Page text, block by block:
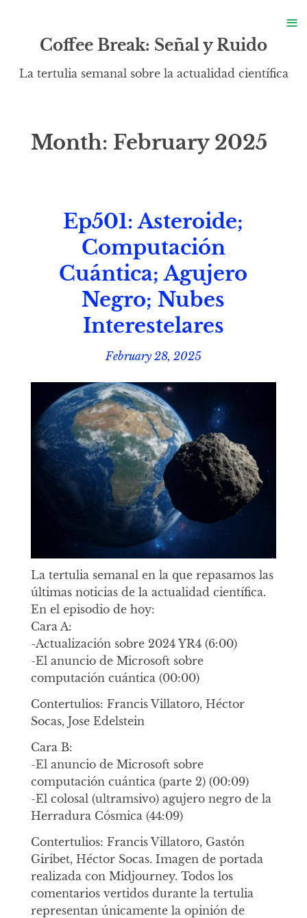
Coffee Break: Señal y Ruido
La tertulia semanal sobre la actualidad científica
Month: February 2025
Ep501: Asteroide;
Computación
Cuántica; Agujero
Negro; Nubes
Interestelares
February 28, 2025
La tertulia semanal en la que repasamos las
últimas noticias de la actualidad científica.
En el episodio de hoy:
Cara A:
-Actualización sobre 2024 YR4 (6:00)
-El anuncio de Microsoft sobre
computación cuántica (00:00)
Contertulios: Francis Villatoro, Héctor
Socas, Jose Edelstein
Cara B:
-El anuncio de Microsoft sobre
computación cuántica (parte 2) (00:09)
-El colosal (ultramsivo) agujero negro de la
Herradura Cósmica (44:09)
Contertulios: Francis Villatoro, Gastón
Giribet, Héctor Socas. Imagen de portada
realizada con Midjourney. Todos los
comentarios vertidos durante la tertulia
representan únicamente la opinión de
≡